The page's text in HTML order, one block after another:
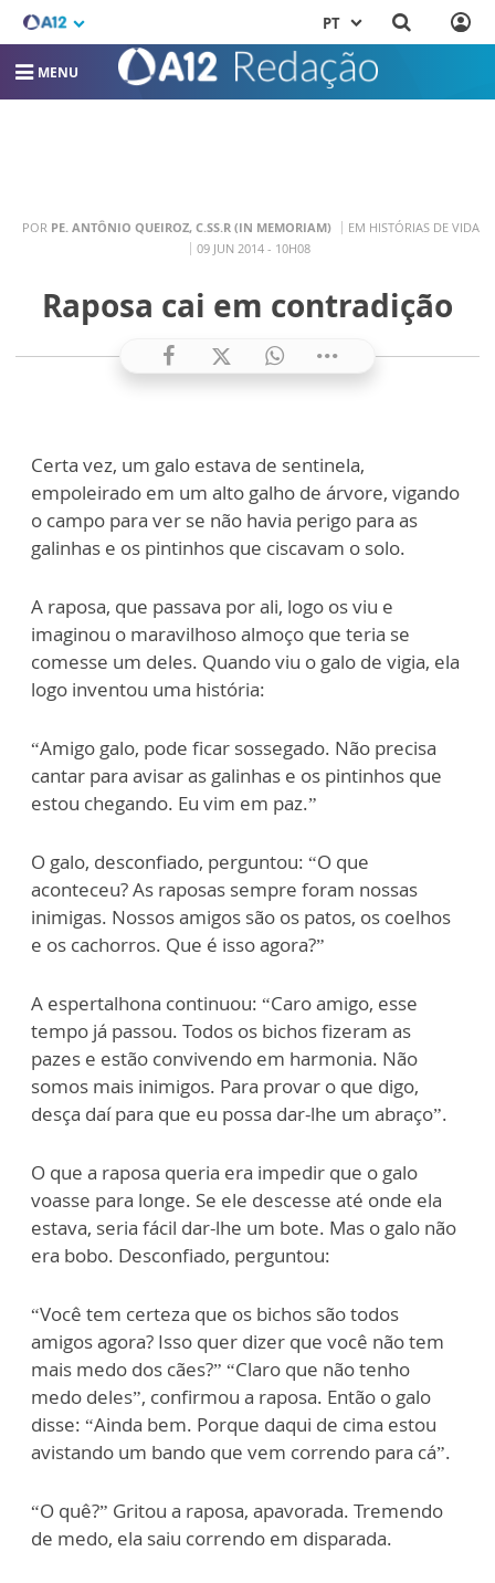
PT
MENU
POR PE. ANTÔNIO QUEIROZ, C.SS.R (IN MEMORIAM)
EM HISTÓRIAS DE VIDA
09 JUN 2014 - 10H08
Raposa cai em contradição
Certa vez, um galo estava de sentinela,
empoleirado em um alto galho de árvore, vigando
o campo para ver se não havia perigo para as
galinhas e os pintinhos que ciscavam o solo.
A raposa, que passava por ali, logo os viu e
imaginou o maravilhoso almoço que teria se
comesse um deles. Quando viu o galo de vigia, ela
logo inventou uma história:
“Amigo galo, pode ficar sossegado. Não precisa
cantar para avisar as galinhas e os pintinhos que
estou chegando. Eu vim em paz.”
O galo, desconfiado, perguntou: “O que
aconteceu? As raposas sempre foram nossas
inimigas. Nossos amigos são os patos, os coelhos
e os cachorros. Que é isso agora?”
A espertalhona continuou: “Caro amigo, esse
tempo já passou. Todos os bichos fizeram as
pazes e estão convivendo em harmonia. Não
somos mais inimigos. Para provar o que digo,
desça daí para que eu possa dar-lhe um abraço”.
O que a raposa queria era impedir que o galo
voasse para longe. Se ele descesse até onde ela
estava, seria fácil dar-lhe um bote. Mas o galo não
era bobo. Desconfiado, perguntou:
“Você tem certeza que os bichos são todos
amigos agora? Isso quer dizer que você não tem
mais medo dos cães?” “Claro que não tenho
medo deles”, confirmou a raposa. Então o galo
disse: “Ainda bem. Porque daqui de cima estou
avistando um bando que vem correndo para cá”.
“O quê?” Gritou a raposa, apavorada. Tremendo
de medo, ela saiu correndo em disparada.